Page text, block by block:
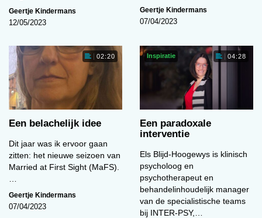
Geertje Kindermans
12/05/2023
Geertje Kindermans
07/04/2023
02:20
Een belachelijk idee
Dit jaar was ik ervoor gaan
zitten: het nieuwe seizoen van
Married at First Sight (MaFS).
Geertje Kindermans
07/04/2023
Inspiratie 04:28
Een paradoxale
interventie
Els Blijd-Hoogewys is klinisch
psycholoog en
psychotherapeut en
behandelinhoudelijk manager
van de specialistische teams
bij INTER-PSY,…